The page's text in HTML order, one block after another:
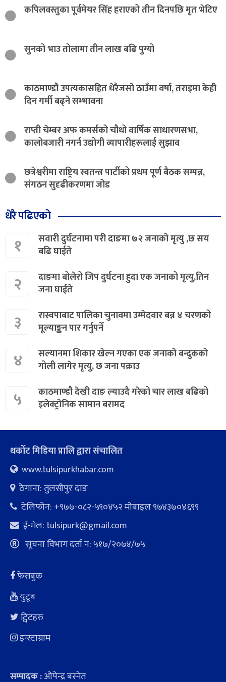
कपिलवस्तुका पूर्वमेयर सिंह हराएको तीन दिनपछि मृत भेटिए
सुनको भाउ तोलामा तीन लाख बढि पुग्यो
काठमाण्डौ उपत्यकासहित धेरैजसो ठाउँमा वर्षा, तराइमा केही
दिन गर्मी बढ्ने सम्भावना
राप्ती चेम्बर अफ कमर्सको चौथो वार्षिक साधारणसभा,
कालोबजारी नगर्न उद्योगी व्यापारीहरूलाई सुझाव
छत्रेश्वरीमा राष्ट्रिय स्वतन्त्र पार्टीको प्रथम पूर्ण बैठक सम्पन्न,
संगठन सुदृढीकरणमा जोड
धेरै पढिएको
१
सवारी दुर्घटनामा परी दाङमा ७२ जनाको मृत्यु ,छ सय
बढि घाईते
२
दाङमा बोलेरो जिप दुर्घटना हुदा एक जनाको मृत्यु,तिन
जना घाईते
३
रास्वपाबाट पालिका चुनावमा उम्मेदवार बन्न ४ चरणको
मूल्याङ्कन पार गर्नुपर्ने
४
सल्यानमा शिकार खेल्न गएका एक जनाको बन्दुकको
गोली लागेर मृत्यु, छ जना पक्राउ
५
काठमाण्डौ देखी दाङ ल्याउदै गरेको चार लाख बढिको
इलेक्ट्रोनिक सामान बरामद
थर्कोट मिडिया प्रालि द्वारा संचालित
www.tulsipurkhabar.com
ठेगाना: तुलसीपुर दाङ
टेलिफोन: +९७७-०८२-५९०४५२ माेबाइल ९७४३७०४६९९
ई-मेल: tulsipurk@gmail.com
सूचना विभाग दर्ता नं: ५१७/२०७४/७५
फेसबुक
युटूब
ट्विटहरु
इन्स्टाग्राम
सम्पादक :ओपेन्द्र बस्नेत